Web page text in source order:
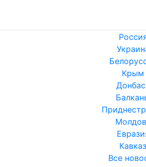
Крым
Кавказ
Все